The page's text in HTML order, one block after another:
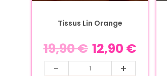
Tissus Lin Orange
19,90€ 12,90 €
- +